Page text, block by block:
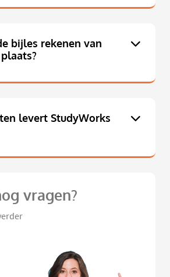
bijles rekenen van
levert StudyWorks
vragen?